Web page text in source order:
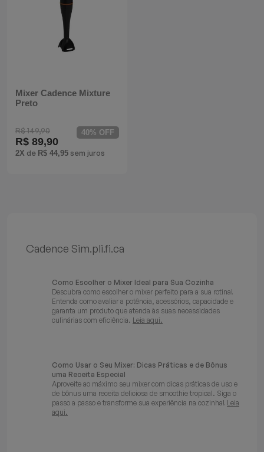
Mixer Cadence Mixture
Preto
R$ 149,90
R$ 89,90
2X de R$ 44,95 sem juros
40% OFF
Cadence Sim.pli.fi.ca
Como Escolher o Mixer Ideal para Sua Cozinha
Descubra como escolher o mixer perfeito para a sua rotina!
Entenda como avaliar a potência, acessórios, capacidade e
garanta um produto que atenda às suas necessidades
culinárias com eficiência. Leia aqui.
Como Usar o Seu Mixer: Dicas Práticas e de Bônus
uma Receita Especial
Aproveite ao máximo seu mixer com dicas práticas de uso e
de bônus uma receita deliciosa de smoothie tropical. Siga o
passo a passo e transforme sua experiência na cozinha! Leia
aqui.